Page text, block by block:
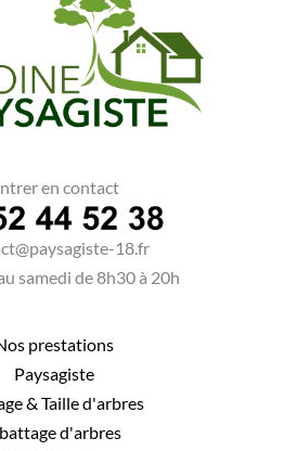
en contact
18.fr
samedi de 8h30 à 20h
prestations
Paysagiste
& Taille d'arbres
d'arbres